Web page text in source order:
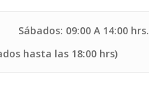
Sábados: 09:00 A 14:00 hrs.
hasta las 18:00 hrs)